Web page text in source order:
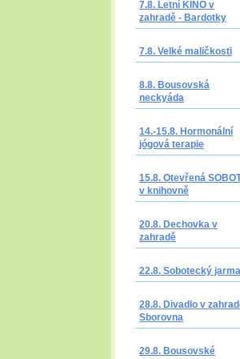
7.8. Letní KINO v
zahradě - Bardotky
7.8. Velké maličkosti
8.8. Bousovská
neckyáda
14.-15.8. Hormonální
jógová terapie
15.8. Otevřená
v knihovně
20.8. Dechovka v
zahradě
22.8. Sobotecký
28.8. Divadlo v
Sborovna
29.8. Bousovské